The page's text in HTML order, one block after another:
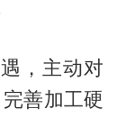
，主动对
善加工硬